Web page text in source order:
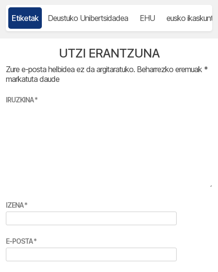
Etiketak Deustuko Unibertsidadea EHU eusko
UTZI ERANTZUNA
Zure e-posta helbidea ez da argitaratuko. Beharrezko eremuak *
markatuta daude
IRUZKINA*
IZENA*
E-POSTA*